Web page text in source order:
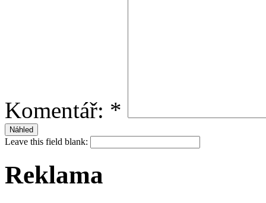
Komentář: *
Leave this field blank:
Reklama